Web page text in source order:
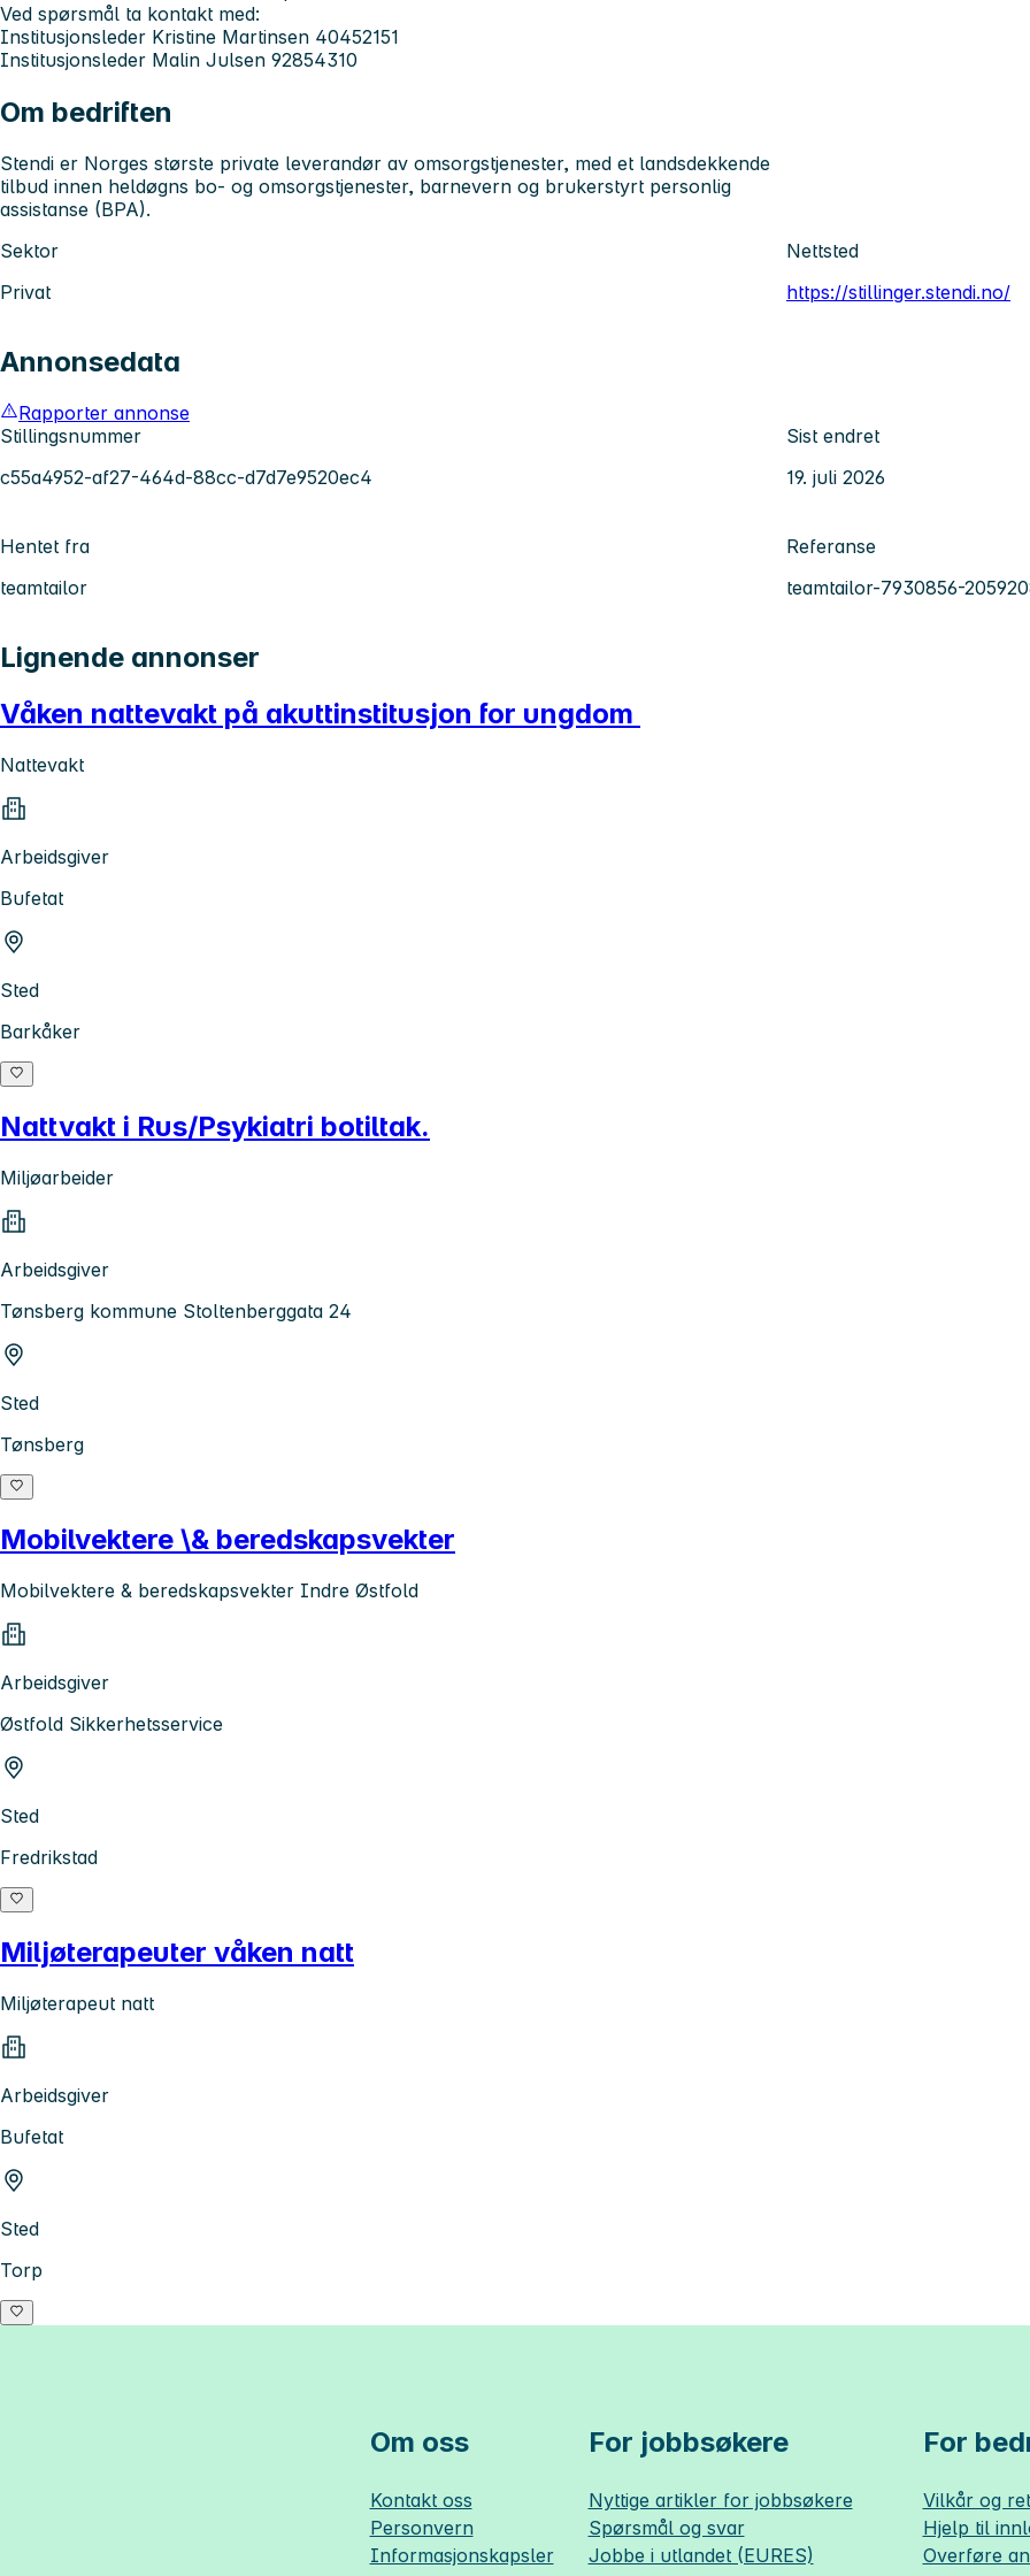
Ved spørsmål ta kontakt med:
Institusjonsleder Kristine Martinsen 40452151
Institusjonsleder Malin Julsen 92854310
Om bedriften
Stendi er Norges største private leverandør av omsorgstjenester, med et landsdekkende
tilbud innen heldøgns bo- og omsorgstjenester, barnevern og brukerstyrt personlig
assistanse (BPA).
Sektor
Privat
Nettsted
https://stillinger.stendi.no/
Annonsedata
Rapporter annonse
Stillingsnummer
c55a4952-af27-464d-88cc-d7d7e9520ec4
Sist endret
19. juli 2026
Hentet fra
teamtailor
Referanse
teamtailor-7930856-
Lignende annonser
Våken nattevakt på akuttinstitusjon for ungdom
Nattevakt
Arbeidsgiver
Bufetat
Sted
Barkåker
Nattvakt i Rus/Psykiatri botiltak.
Miljøarbeider
Arbeidsgiver
Tønsberg kommune Stoltenberggata 24
Sted
Tønsberg
Mobilvektere \& beredskapsvekter
Mobilvektere & beredskapsvekter Indre Østfold
Arbeidsgiver
Østfold Sikkerhetsservice
Sted
Fredrikstad
Miljøterapeuter våken natt
Miljøterapeut natt
Arbeidsgiver
Bufetat
Sted
Torp
Om oss
Kontakt oss
Personvern
Informasjonskapsler
For jobbsøkere
Nyttige artikler for jobbsøkere
Spørsmål og svar
Jobbe i utlandet (EURES)
For
Vilkår og
Hjelp til
Overføre